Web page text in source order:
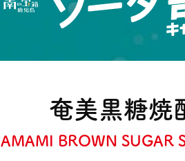
奄美黒糖焼
AMAMI BROWN SUGAR